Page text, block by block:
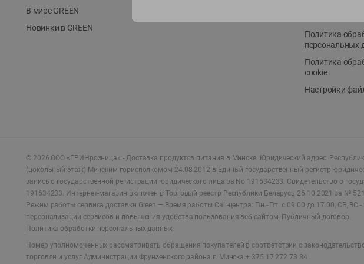
В мире GREEN
Новинки в GREEN
Политика
персональных
Политика
cookie
Настройки
© 2026 ООО «ГРИНрозница» - Доставка продуктов питания в Минске. Юридический адрес:
(цокольный этаж) Минским горисполкомом 24.08.2012 в Единый государственный регистр
запись о государственной регистрации юридического лица за No 191634233. Свидетельство о
191634233. Интернет-магазин включен в Торговый реестр Республики Беларусь 26.10.2021 за №
Режим работы сервиса доставки Green — Время работы Call-центра: Пн.- Пт. с 09.00 до 17.00, СБ, ВС
персонализации сервисов и повышения удобства пользования веб-сайтом. Публичный договор.
Политика обработки персональных данных
Номер уполномоченных рассматривать обращения покупателей в соответствии с
торговли и услуг Администрации Фрунзенского района г. Минска + 375 17 272 73 84 .